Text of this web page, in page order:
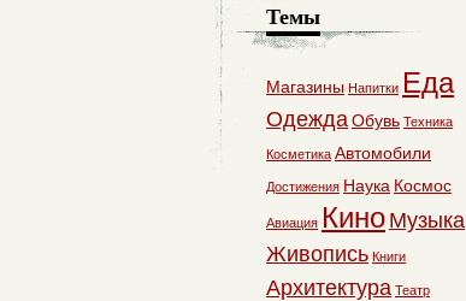
Темы
Магазины Напитки Еда
ОдеждаОбувь Техника
Косметика Автомобили
Достижения Наука Космос
Авиация Кино Музыка
Живопись Книги
Архитектура Театр